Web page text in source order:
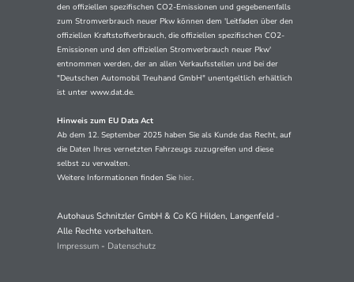
den offiziellen spezifischen CO2-Emissionen und gegebenenfalls
zum Stromverbrauch neuer Pkw können dem 'Leitfaden über den
offiziellen Kraftstoffverbrauch, die offiziellen spezifischen CO2-
Emissionen und den offiziellen Stromverbrauch neuer Pkw'
entnommen werden, der an allen Verkaufsstellen und bei der
"Deutschen Automobil Treuhand GmbH" unentgeltlich erhältlich
ist unter www.dat.de.
Hinweis zum EU Data Act
Ab dem 12. September 2025 haben Sie als Kunde das Recht, auf
die Daten Ihres vernetzten Fahrzeugs zuzugreifen und diese
selbst zu verwalten.
Weitere Informationen finden Sie hier.
Autohaus Schnitzler GmbH & Co KG Hilden, Langenfeld -
Alle Rechte vorbehalten.
Impressum- Datenschutz